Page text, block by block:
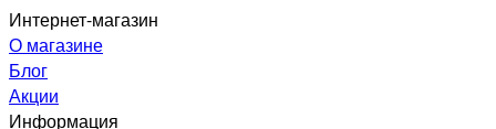
Интернет-магазин
О магазине
Блог
Акции
Информация